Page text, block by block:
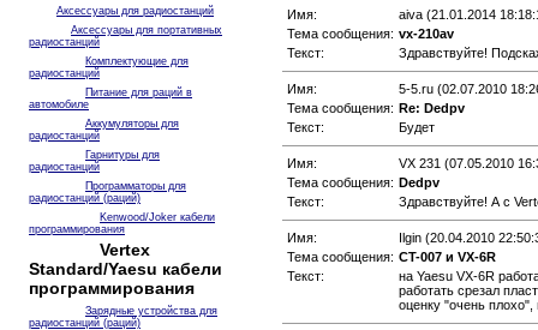
Аксессуары для радиостанций
Аксессуары для портативных
радиостанций
Комплектующие для
радиостанций
Питание для раций в
автомобиле
Аккумуляторы для
радиостанций
Гарнитуры для
радиостанций
Программаторы для
радиостанций (раций)
Kenwood/Joker кабели
программирования
Vertex
Standard/Yaesu кабели
программирования
Зарядные устройства для
радиостанций (раций)
Имя:
aiva (21.01.2014
Тема сообщения: vx-210av
Текст:
Здравствуйте!
Имя:
5-5.ru (02.07.2010
Тема сообщения: Re: Dedpv
Текст:
Будет
Имя:
VX 231 (07.05.2010
Тема сообщения: Dedpv
Текст:
Здравствуйте! А с
Имя:
Ilgin (20.04.2010
Тема сообщения: CT-007 и VX-6R
Текст:
на Yaesu VX-6R
работать срезал
оценку "очень